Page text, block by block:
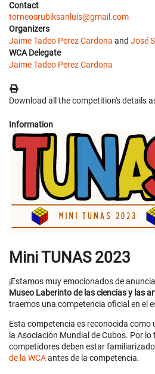
Contact
torneosrubiksanluis@gmail.com
Organizers
Jaime Tadeo Perez Cardona and José
WCA Delegate
Jaime Tadeo Perez Cardona
Download all the competition's details
Information
Mini TUNAS 2023
¡Estamos muy emocionados de
Museo Laberinto de las ciencias y las
traemos una competencia oficial en el
Esta competencia es reconocida como
la Asociación Mundial de Cubos. Por
competidores deben estar
de la WCAantes de la competencia.